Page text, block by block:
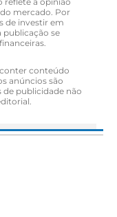
mercado. Por
de investir em
se
conteúdo
anúncios são
publicidade não